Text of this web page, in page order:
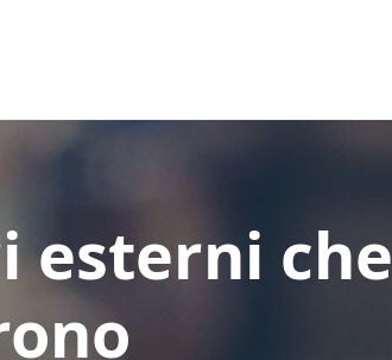
esterni che